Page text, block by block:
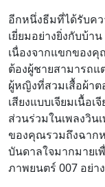
อีกหนึ่งธีมที่ได้รับค
เยี่ยมอย่างยิ่งกับบ้
เนื่องจากแขกของ
ต้องผู้ชายสามารถแ
ผู้หญิงที่สวมเสื้อผ้า
เสียงแบบเจียมเนื้อ
ส่วนร่วมในเพลงวิน
ของคุณรวมถึงฉาก
บันดาลใจมากมาย
ภาพยนตร์ 007 อย่า